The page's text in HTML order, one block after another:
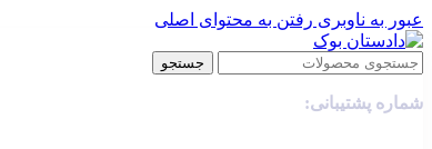
عبور به ناوبری رفتن به محتوای اصلی
جستجو
شماره پشتیبانی: